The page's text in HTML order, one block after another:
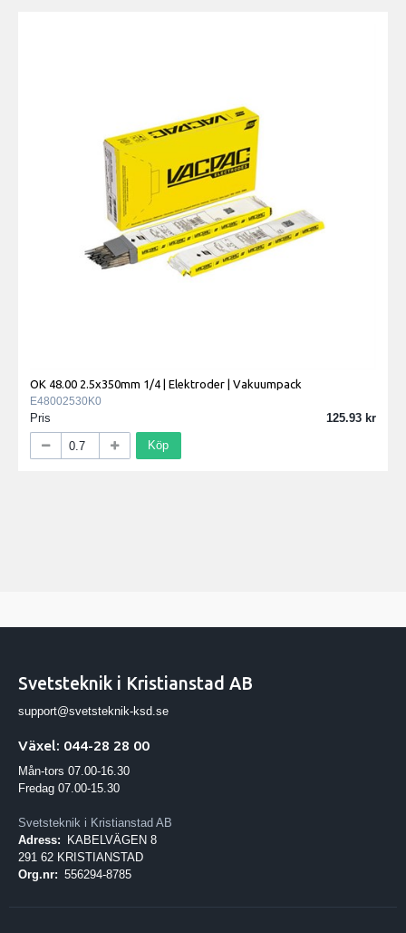
OK 48.00 2.5x350mm 1/4 | Elektroder | Vakuumpack
E48002530K0
Pris 125.93
Köp
Svetsteknik i Kristianstad AB
support@svetsteknik-ksd.se
Växel: 044-28 28 00
Mån-tors 07.00-16.30
Fredag 07.00-15.30
Svetsteknik i Kristianstad AB
Adress: KABELVÄGEN 8
291 62 KRISTIANSTAD
Org.nr: 556294-8785